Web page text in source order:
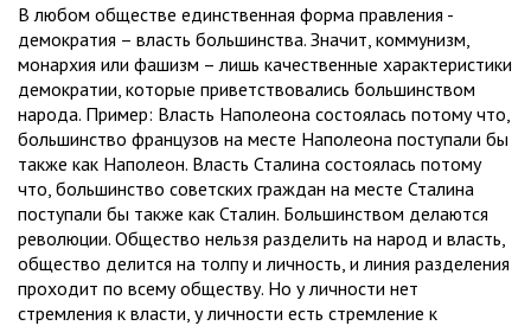
В любом обществе единственная форма правления -
демократия – власть большинства. Значит, коммунизм,
монархия или фашизм – лишь качественные характеристики
демократии, которые приветствовались большинством
народа. Пример: Власть Наполеона состоялась потому что,
большинство французов на месте Наполеона поступали бы
также как Наполеон. Власть Сталина состоялась потому
что, большинство советских граждан на месте Сталина
поступали бы также как Сталин. Большинством делаются
революции. Общество нельзя разделить на народ и власть,
общество делится на толпу и личность, и линия разделения
проходит по всему обществу. Но у личности нет
стремления к власти, у личности есть стремление к